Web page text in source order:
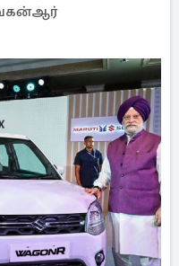
வேகன்​ஆர்